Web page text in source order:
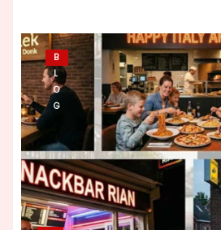
B
L
O
G